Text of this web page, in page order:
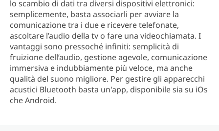
lo scambio di dati tra diversi dispositivi elettronici:
semplicemente, basta associarli per avviare la
comunicazione tra i due e ricevere telefonate,
ascoltare l’audio della tv o fare una videochiamata. I
vantaggi sono pressoché infiniti: semplicità di
fruizione dell’audio, gestione agevole, comunicazione
immersiva e indubbiamente più veloce, ma anche
qualità del suono migliore. Per gestire gli apparecchi
acustici Bluetooth basta un'app, disponibile sia su iOs
che Android.